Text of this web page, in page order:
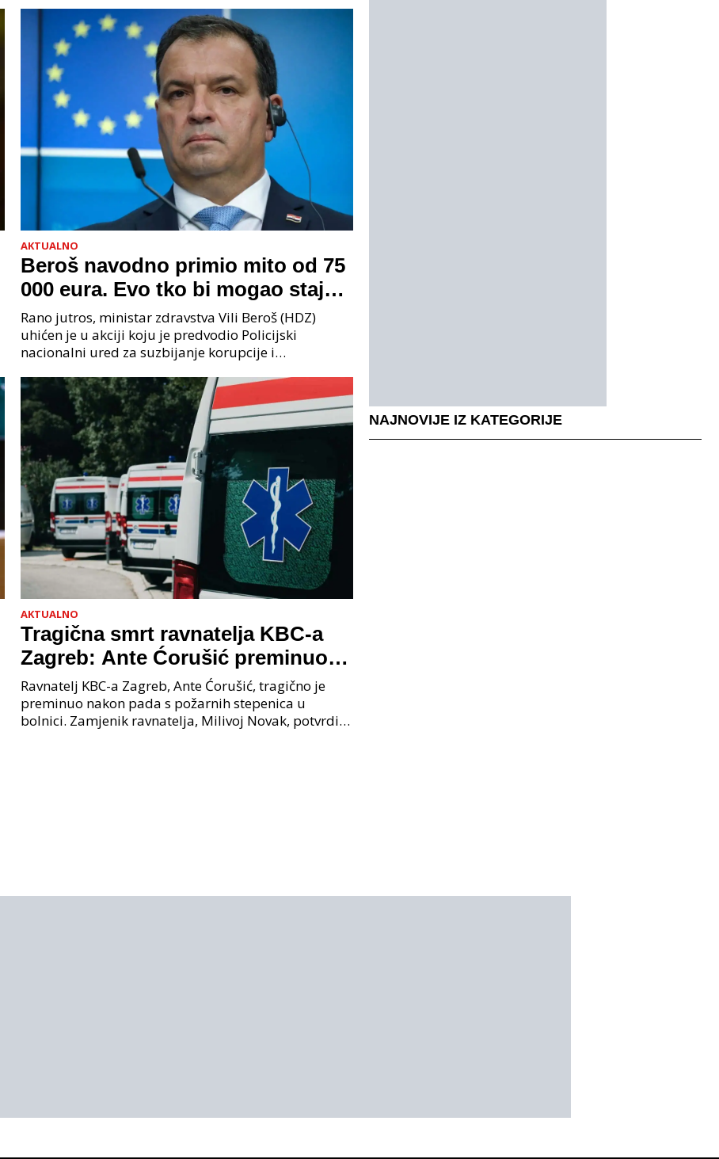
AKTUALNO
Beroš navodno primio mito od 75
000 eura. Evo tko bi mogao stajati
na čelu zločinačkog udruženja
Rano jutros, ministar zdravstva Vili Beroš (HDZ)
uhićen je u akciji koju je predvodio Policijski
nacionalni ured za suzbijanje korupcije i
priopćenju USKOK
AKTUALNO
Tragična smrt ravnatelja KBC-a
Zagreb: Ante Ćorušić preminuo
nakon pada u bolnici, policija na
mjestu događaja
Ravnatelj KBC-a Zagreb, Ante Ćorušić, tragično je
preminuo nakon pada s požarnih stepenica u
bolnici. Zamjenik ravnatelja, Milivoj Novak, potvrdio
NAJNOVIJE IZ KATEGORIJE